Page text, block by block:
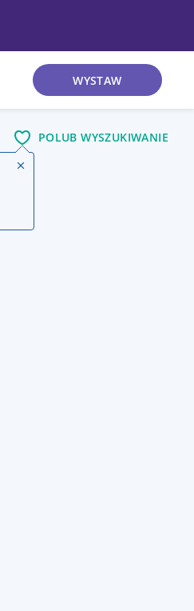
WYSTAW
POLUB WYSZUKIWANIE
Zamknij wskazówkę